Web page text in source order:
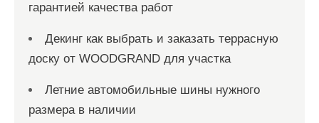
гарантией качества работ
Декинг как выбрать и заказать террасную
доску от WOODGRAND для участка
Летние автомобильные шины нужного
размера в наличии